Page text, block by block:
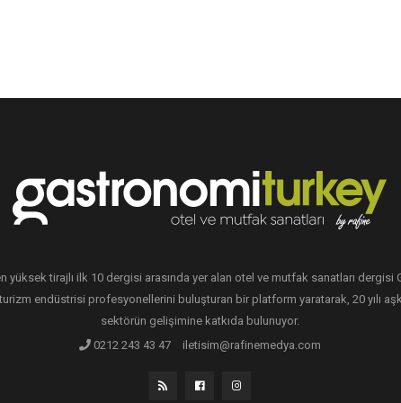
yüksek tirajlı ilk 10 dergisi arasında yer alan otel ve mutfak sanatları dergisi
endüstrisi profesyonellerini buluşturan bir platform yaratarak, 20 yılı
sektörün gelişimine katkıda bulunuyor.
0212 243 43 47
iletisim@rafinemedya.com